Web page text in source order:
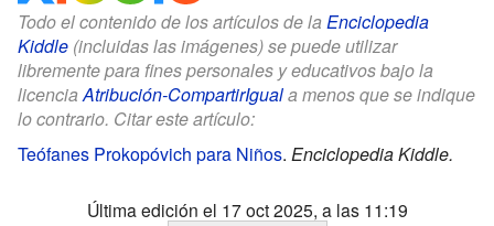
Todo el contenido de los artículos de la Enciclopedia
Kiddle (incluidas las imágenes) se puede utilizar
libremente para fines personales y educativos bajo la
licenciaAtribución-CompartirIguala menos que se indique
lo contrario. Citar este artículo:
Teófanes Prokopóvich para Niños. Enciclopedia Kiddle.
Última edición el 17 oct 2025, a las 11:19